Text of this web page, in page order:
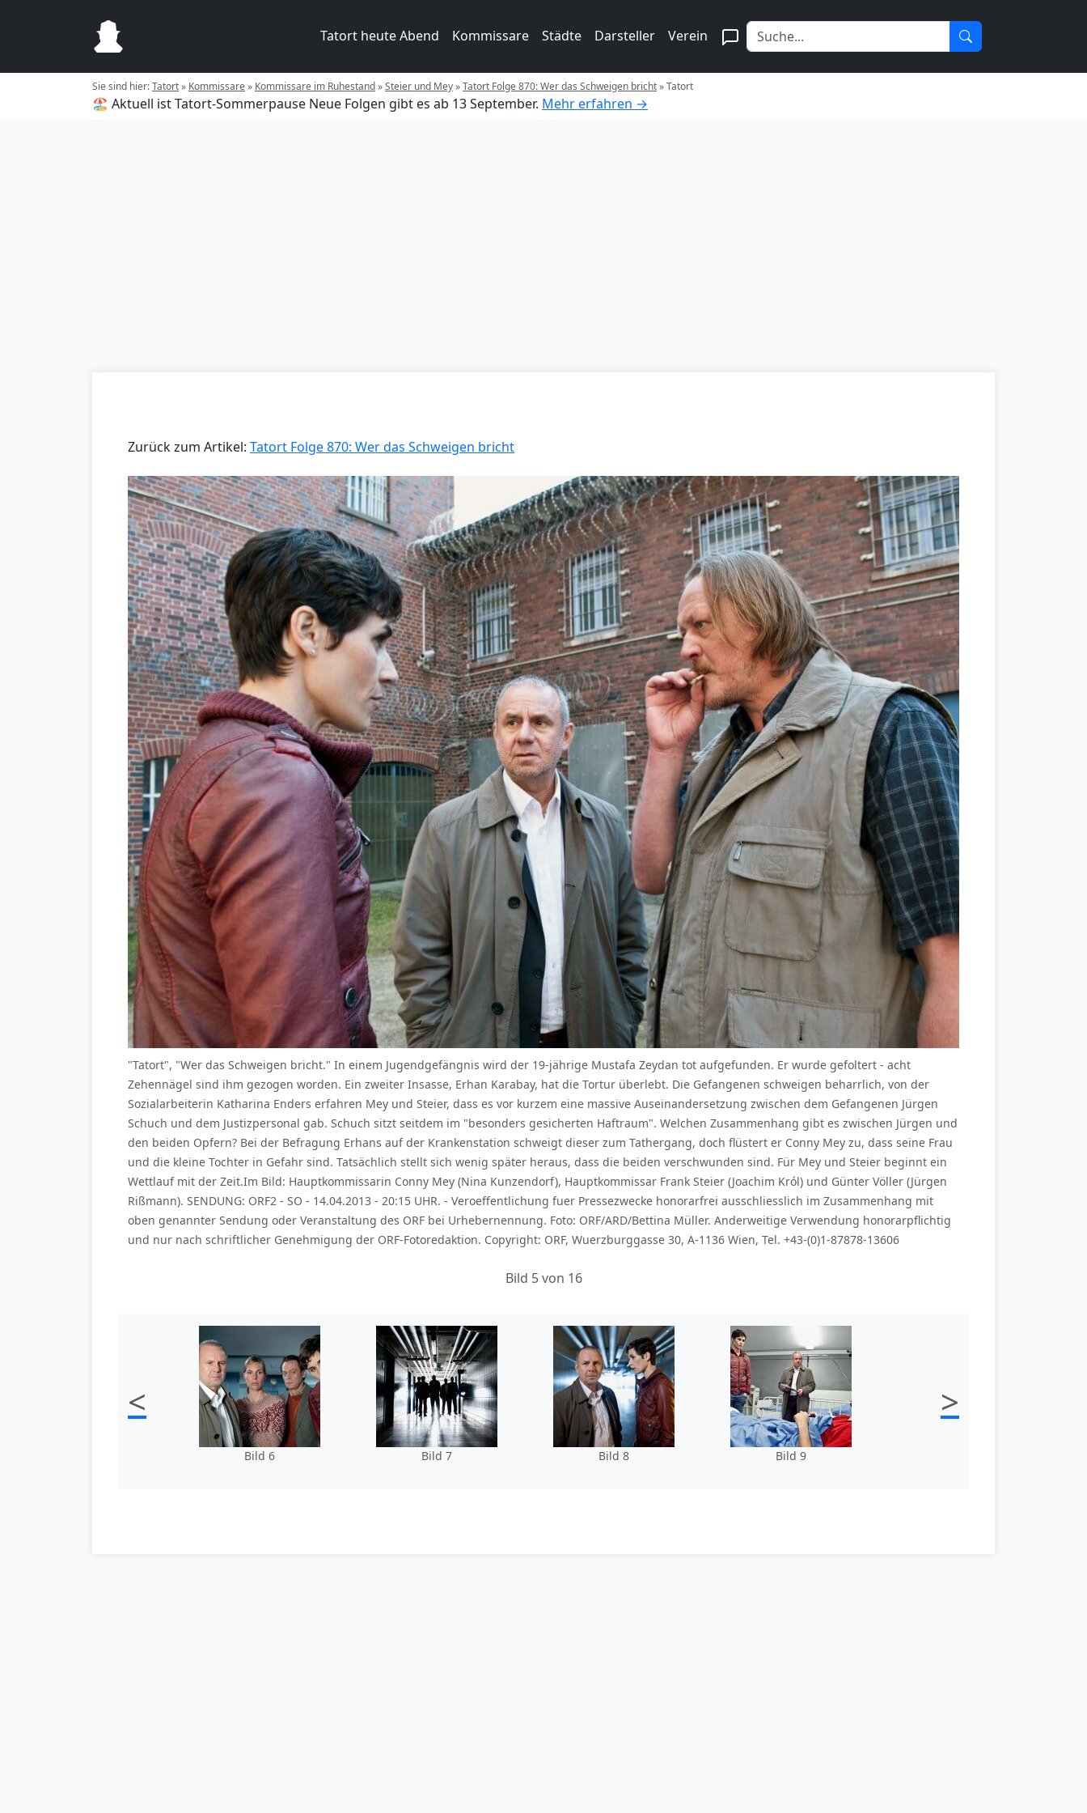
Tatort heute Abend Kommissare Städte Darsteller Verein
Sie sind hier:Tatort» Kommissare» Kommissare im Ruhestand»Steier und Mey»Tatort Folge 870: Wer das Schweigen bricht»Tatort
🏖️ Aktuell ist Tatort-Sommerpause Neue Folgen gibt es ab 13 September. Mehr erfahren →
Zurück zum Artikel: Tatort Folge 870: Wer das Schweigen bricht
"Tatort", "Wer das Schweigen bricht." In einem Jugendgefängnis wird der 19-jährige Mustafa Zeydan tot aufgefunden. Er wurde gefoltert - acht
Zehennägel sind ihm gezogen worden. Ein zweiter Insasse, Erhan Karabay, hat die Tortur überlebt. Die Gefangenen schweigen beharrlich, von der
Sozialarbeiterin Katharina Enders erfahren Mey und Steier, dass es vor kurzem eine massive Auseinandersetzung zwischen dem Gefangenen Jürgen
Schuch und dem Justizpersonal gab. Schuch sitzt seitdem im "besonders gesicherten Haftraum". Welchen Zusammenhang gibt es zwischen Jürgen und
den beiden Opfern? Bei der Befragung Erhans auf der Krankenstation schweigt dieser zum Tathergang, doch flüstert er Conny Mey zu, dass seine Frau
und die kleine Tochter in Gefahr sind. Tatsächlich stellt sich wenig später heraus, dass die beiden verschwunden sind. Für Mey und Steier beginnt ein
Wettlauf mit der Zeit.Im Bild: Hauptkommissarin Conny Mey (Nina Kunzendorf), Hauptkommissar Frank Steier (Joachim Król) und Günter Völler (Jürgen
Rißmann). SENDUNG: ORF2 - SO - 14.04.2013 - 20:15 UHR. - Veroeffentlichung fuer Pressezwecke honorarfrei ausschliesslich im Zusammenhang mit
oben genannter Sendung oder Veranstaltung des ORF bei Urhebernennung. Foto: ORF/ARD/Bettina Müller. Anderweitige Verwendung honorarpflichtig
und nur nach schriftlicher Genehmigung der ORF-Fotoredaktion. Copyright: ORF, Wuerzburggasse 30, A-1136 Wien, Tel. +43-(0)1-87878-13606
Bild 5 von 16
<
Bild 6 Bild 7 Bild 8 Bild 9
>